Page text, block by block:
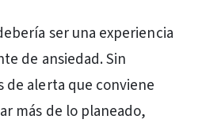
ser una experiencia
de ansiedad. Sin
de alerta que conviene
más de lo planeado,